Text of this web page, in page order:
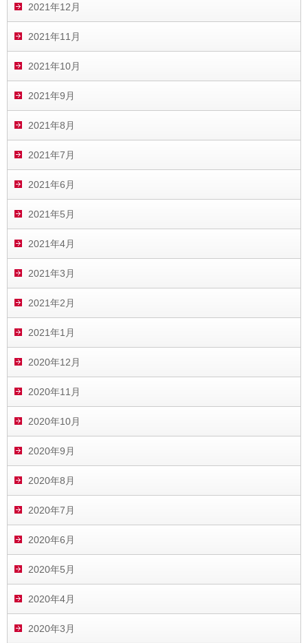
2021年12月
2021年11月
2021年10月
2021年9月
2021年8月
2021年7月
2021年6月
2021年5月
2021年4月
2021年3月
2021年2月
2021年1月
2020年12月
2020年11月
2020年10月
2020年9月
2020年8月
2020年7月
2020年6月
2020年5月
2020年4月
2020年3月